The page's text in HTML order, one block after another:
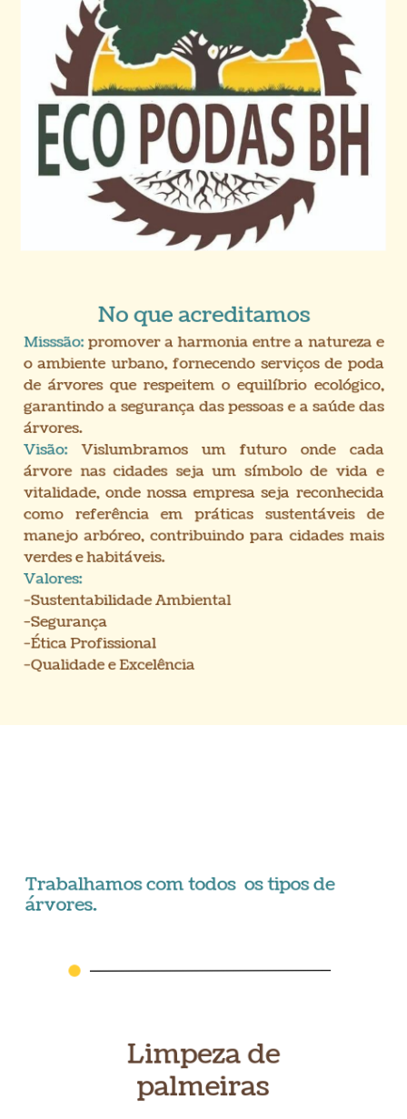
No que acreditamos
Misssão:promover a harmonia entre a natureza e
o ambiente urbano, fornecendo serviços de poda
de árvores que respeitem o equilíbrio ecológico,
garantindo a segurança das pessoas e a saúde das
árvores.
Visão:Vislumbramos um futuro onde cada
árvore nas cidades seja um símbolo de vida e
vitalidade, onde nossa empresa seja reconhecida
como referência em práticas sustentáveis de
manejo arbóreo, contribuindo para cidades mais
verdes e habitáveis.
Val ores:
-Sustentabilidade Ambiental
-Segurança
-Ética Profissional
-Qualidade e Excelência
Trabalhamos com todos os tipos de
árvores.
Limpeza de
palmeiras